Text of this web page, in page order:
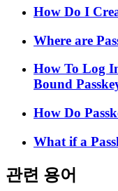
How Do I
Where are
How To Log
Bound
How Do
What if a
관련 용어